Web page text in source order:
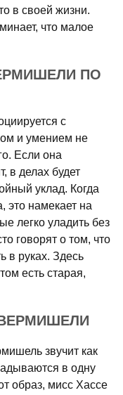
в своей жизни.
что малое
ПО
с
и умением не
Если она
в делах будет
уклад. Когда
это намекает на
легко уладить без
говорят о том, что
в руках. Здесь
есть старая,
звучит как
в одну
образ, мисс Хассе